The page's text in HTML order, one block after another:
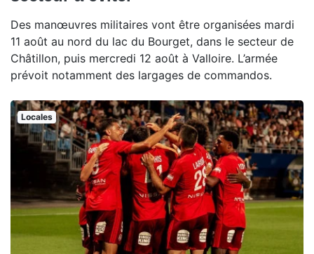
Des manœuvres militaires vont être organisées mardi
11 août au nord du lac du Bourget, dans le secteur de
Châtillon, puis mercredi 12 août à Valloire. L’armée
prévoit notamment des largages de commandos.
Locales